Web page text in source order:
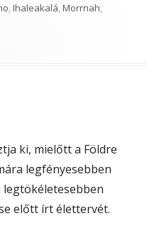
,Ihaleakalá,Morrnah,
ki, mielőtt a Földre
legfényesebben
legtökéletesebben
előtt írt élettervét.